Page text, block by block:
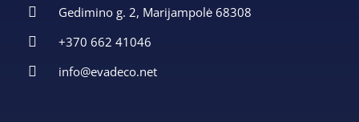
Gedimino g. 2, Marijampolė 68308
+370 662 41046
info@evadeco.net